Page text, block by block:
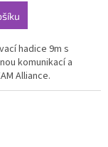
hadice 9m s
komunikací a
Alliance.